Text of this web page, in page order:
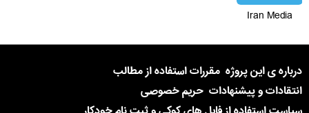
Iran Media
درباره ی این پروژه مقررات استفاده از مطالب
انتقادات و پیشنهادات حریم خصوصی